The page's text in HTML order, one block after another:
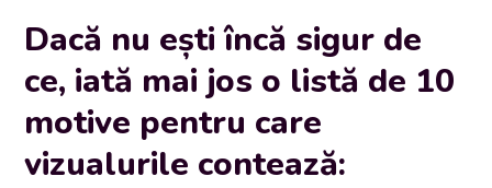
Dacă nu ești încă sigur de
ce, iată mai jos o listă de 10
motive pentru care
vizualurile contează: